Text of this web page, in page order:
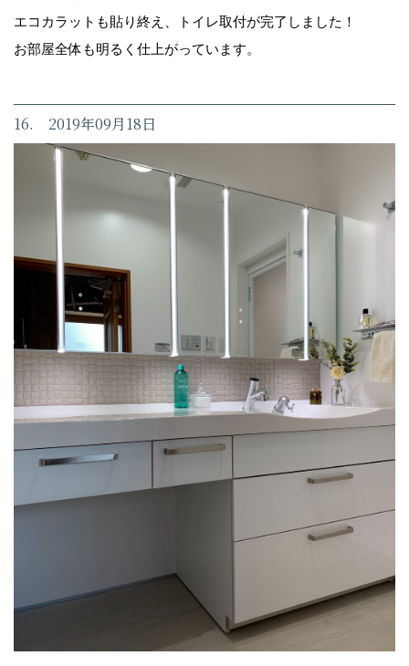
エコカラットも貼り終え、トイレ取付が完了しました！
お部屋全体も明るく仕上がっています。
16. 2019年09月18日